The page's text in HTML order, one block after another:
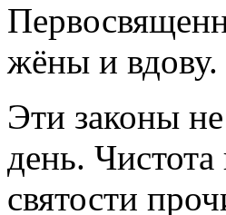
жёны и вдову.
Эти законы
день.
святости